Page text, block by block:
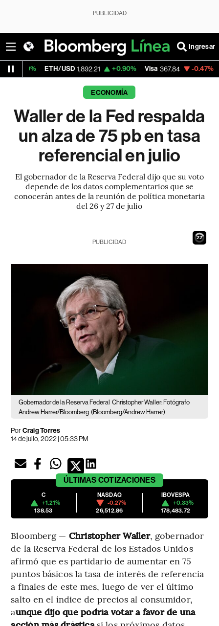
PUBLICIDAD
Ingresar
ETH/USD 1,892.21 +0.90% Visa 367.84 -0.47%
ECONOMÍA
Waller de la Fed respalda
un alza de 75 pb en tasa
referencial en julio
El gobernador de la Reserva Federal dijo que su voto
depende de los datos complementarios que se
conocerán antes de la reunión de política monetaria
del 26 y 27 de julio
21
PUBLICIDAD
Gobernador de la Reserva Federal Christopher Waller: Fotógrafo
Andrew Harrer/Bloomberg (Bloomberg/Andrew Harrer)
PorCraig Torres
14 de julio, 2022 | 05:33 PM
ÚLTIMAS COTIZACIONES
C
+1.21%
138.53
NASDAQ
-0.27%
26,512.86
IBOVESPA
+0.33%
178,483.72
Bloomberg — Christopher Waller, gobernador
de la Reserva Federal de los Estados Unidos
afirmó que es partidario de aumentar en 75
puntos básicos la tasa de interés de referencia
a finales de este mes, luego de ver el último
salto en el índice de precios al consumidor,
aunque dijo que podría votar a favor de una